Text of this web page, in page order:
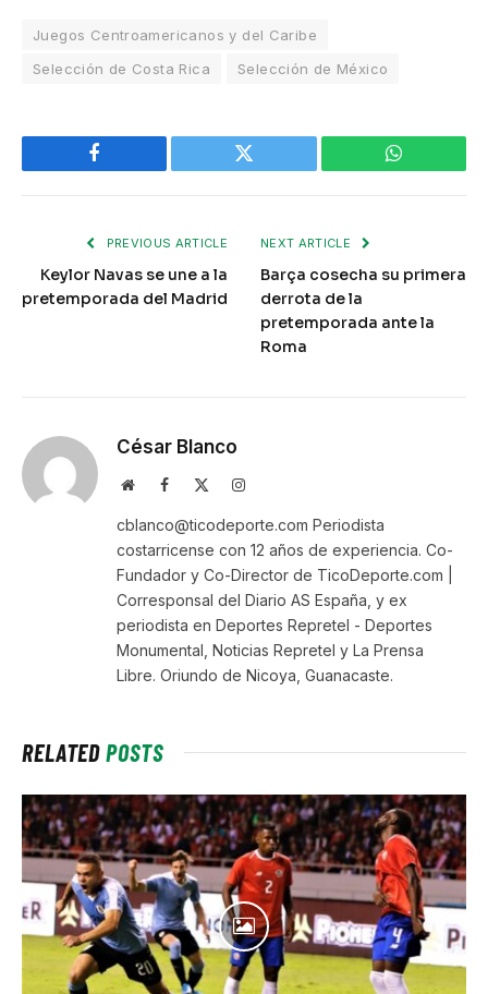
Juegos Centroamericanos y del Caribe
Selección de Costa Rica
Selección de México
Facebook Twitter WhatsApp
PREVIOUS ARTICLE
Keylor Navas se une a la
pretemporada del Madrid
NEXT ARTICLE
Barça cosecha su primera
derrota de la
pretemporada ante la
Roma
César Blanco
WebsiteFacebook Instagram
cblanco@ticodeporte.com Periodista
costarricense con 12 años de experiencia. Co-
Fundador y Co-Director de TicoDeporte.com |
Corresponsal del Diario AS España, y ex
periodista en Deportes Repretel - Deportes
Monumental, Noticias Repretel y La Prensa
Libre. Oriundo de Nicoya, Guanacaste.
RELATEDPOSTS